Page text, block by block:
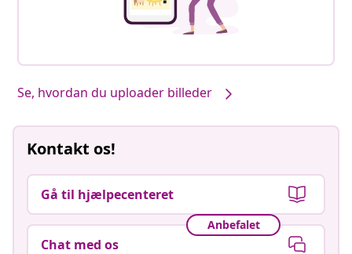
Se, hvordan du uploader billeder
Kontakt os!
Gå til hjælpecenteret
Anbefalet
Chat med os